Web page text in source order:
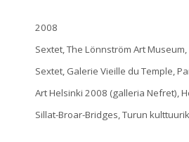
2008
Sextet, The Lönnström Art Museum,
Sextet, Galerie Vieille du Temple,
Art Helsinki 2008 (galleria Nefret),
Sillat-Broar-Bridges, Turun